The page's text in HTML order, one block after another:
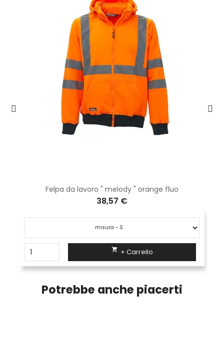
Felpa da lavoro " melody " orange fluo
38,57 €
 + Carrello
Potrebbe anche piacerti